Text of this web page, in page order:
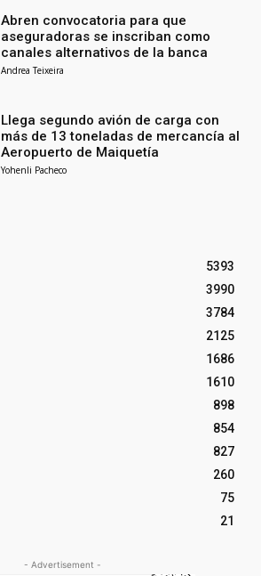
Abren convocatoria para que
aseguradoras se inscriban como
canales alternativos de la banca
Andrea Teixeira
Llega segundo avión de carga con
más de 13 toneladas de mercancía al
Aeropuerto de Maiquetía
Yohenli Pacheco
5393
3990
3784
2125
1686
1610
898
854
827
260
75
21
- Advertisement -